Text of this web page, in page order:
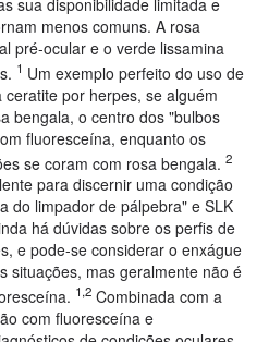
sua disponibilidade limitada e
menos comuns. A rosa
pré-ocular e o verde lissamina
1 Um exemplo perfeito do uso de
por herpes, se alguém
bengala, o centro dos "bulbos
fluoresceína, enquanto os
se coram com rosa bengala. 2
para discernir uma condição
do limpador de pálpebra" e SLK
há dúvidas sobre os perfis de
e pode-se considerar o enxágue
situações, mas geralmente não é
1,2 Combinada com a
com fluoresceína e